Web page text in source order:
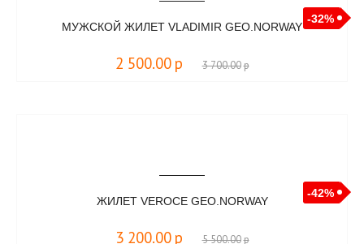
-32%
МУЖСКОЙ ЖИЛЕТ VLADIMIR GEO.NORWAY
2 500.00 р 3 700.00р
-42%
ЖИЛЕТ VEROCE GEO.NORWAY
3 200.00 р 5 500.00р